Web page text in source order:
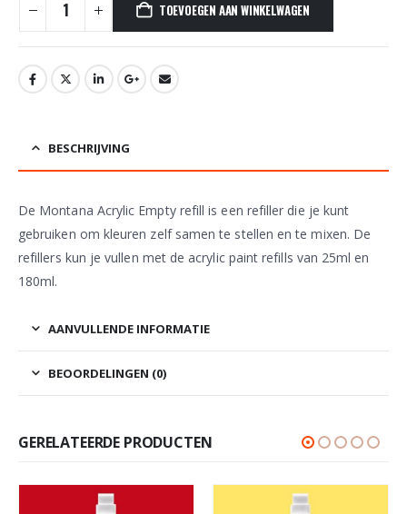
TOEVOEGEN AAN WINKELWAGEN
BESCHRIJVING
De Montana Acrylic Empty refill is een refiller die je kunt
gebruiken om kleuren zelf samen te stellen en te mixen. De
refillers kun je vullen met de acrylic paint refills van 25ml en
180ml.
AANVULLENDE INFORMATIE
BEOORDELINGEN (0)
GERELATEERDE PRODUCTEN